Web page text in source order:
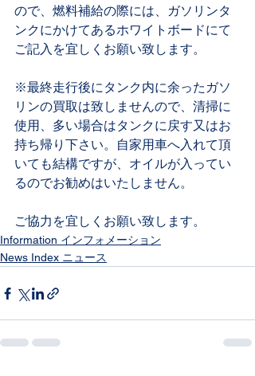
ので、燃料補給の際には、ガソリンタ
ンクにかけてあるホワイトボードにて
ご記入を宜しくお願い致します。
※最終走行後にタンク内に余ったガソ
リンの買取は致しませんので、清掃に
使用、多い場合はタンクに戻す又はお
持ち帰り下さい。自家用車へ入れて頂
いても結構ですが、オイルが入ってい
るのでお勧めはいたしません。
ご協力を宜しくお願い致します。
Information インフォメーション
News Index ニュース